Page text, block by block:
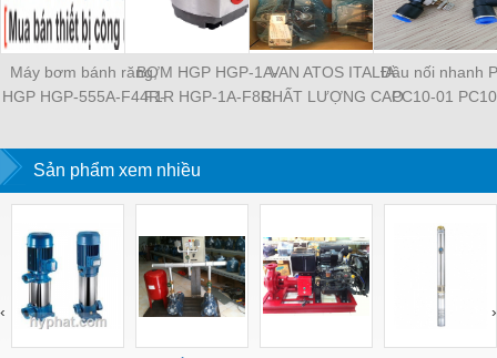
Máy bơm bánh răng,
HGP HGP-555A-F44R-
L826R-4BDB HGP-
53A-L33R-X1-2B-G-13
HGP-555A-L48R-Z-
L36L-X-4BD HGP-22A-
F92L-X-4BJ HGP-53A-
L44R-Z-4BD-P-13
BƠM HGP HGP-1A-
F1R HGP-1A-F8R
2A-F12R HGP-2A-F3R
HGP-22A-F4R4R HGP-
222A-F4RF4RF4R
3A-F6R HGP-33A-
F14R14R
VAN ATOS ITALIA
CHẤT LƯỢNG CAO
004 HR-013 HR-013 /
/ E 20 JPQ-222 JPQ-
Đầu nối nhanh
PC10-01
PC12-01
03 PL8-02 PL8-
PL6-02 PL4-
Sản phẩm xem nhiều
‹ ›